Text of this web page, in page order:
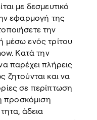
με δεσμευτικό
εφαρμογή της
την
μέσω ενός τρίτου
Κατά την
παρέχει πλήρεις
ζητούνται και να
σε περίπτωση
προσκόμιση
άδεια